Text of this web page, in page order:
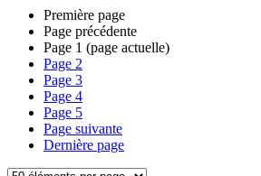
Première page
Page précédente
Page 1 (page actuelle)
Page 2
Page 3
Page 4
Page 5
Page suivante
Dernière page